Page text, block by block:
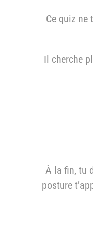
Ce quiz ne
Il cherche
À la fin, tu
posture